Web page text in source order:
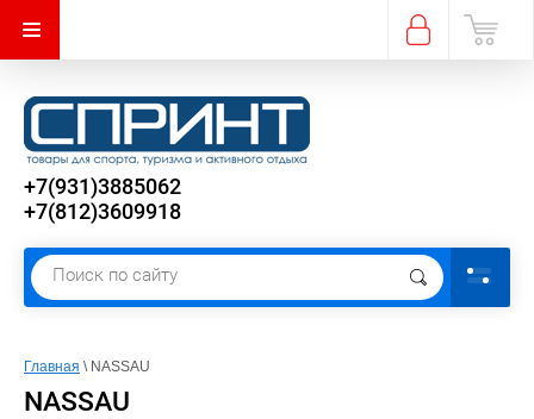
+7(931)3885062
+7(812)3609918
Главная \ NASSAU
NASSAU